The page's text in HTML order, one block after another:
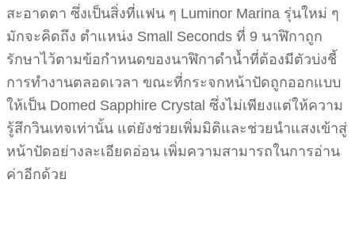
สะอาดตา ซึ่งเป็นสิ่งที่แฟน ๆ Luminor Marina รุ่นใหม่ ๆ
มักจะคิดถึง ตำแหน่ง Small Seconds ที่ 9 นาฬิกาถูก
รักษาไว้ตามข้อกำหนดของนาฬิกาดำน้ำที่ต้องมีตัวบ่งชี้
การทำงานตลอดเวลา ขณะที่กระจกหน้าปัดถูกออกแบบ
ให้เป็น Domed Sapphire Crystal ซึ่งไม่เพียงแต่ให้ความ
รู้สึกวินเทจเท่านั้น แต่ยังช่วยเพิ่มมิติและช่วยนำแสงเข้าสู่
หน้าปัดอย่างละเอียดอ่อน เพิ่มความสามารถในการอ่าน
ค่าอีกด้วย